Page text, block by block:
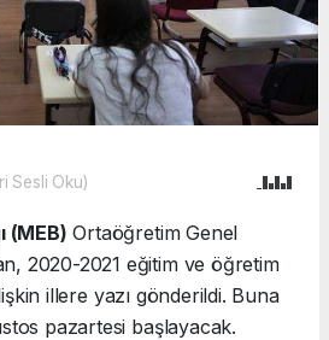
Sesli Oku)
(MEB) Ortaöğretim Genel
2020-2021 eğitim ve öğretim
illere yazı gönderildi. Buna
pazartesi başlayacak.